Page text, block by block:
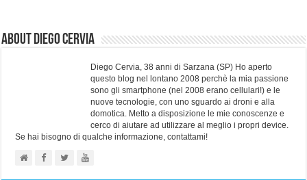
About Diego Cervia
Diego Cervia, 38 anni di Sarzana (SP) Ho aperto
questo blog nel lontano 2008 perchè la mia passione
sono gli smartphone (nel 2008 erano cellulari!) e le
nuove tecnologie, con uno sguardo ai droni e alla
domotica. Metto a disposizione le mie conoscenze e
cerco di aiutare ad utilizzare al meglio i propri device.
Se hai bisogno di qualche informazione, contattami!